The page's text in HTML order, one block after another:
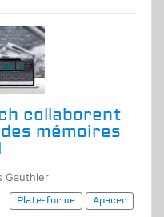
collaborent
mémoires
Gauthier
Plate-forme
Apacer